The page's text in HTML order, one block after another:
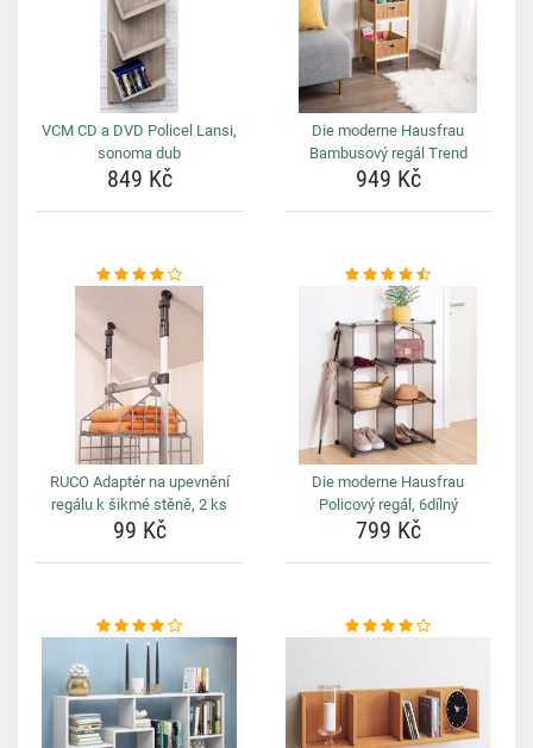
VCM CD a DVD Policel Lansi,
sonoma dub
849 Kč
Die moderne Hausfrau
Bambusový regál Trend
949 Kč
RUCO Adaptér na upevnění
regálu k šikmé stěně, 2 ks
99 Kč
Die moderne Hausfrau
Policový regál, 6dílný
799 Kč